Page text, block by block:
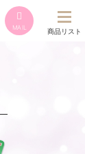
MAIL
商品リスト